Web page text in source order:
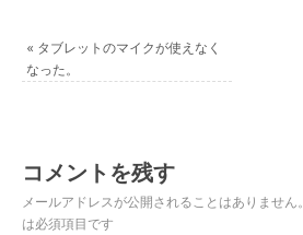
« タブレットのマイクが使えなく
なった。
コメントを残す
メールアドレスが公開されることはありません。
は必須項目です